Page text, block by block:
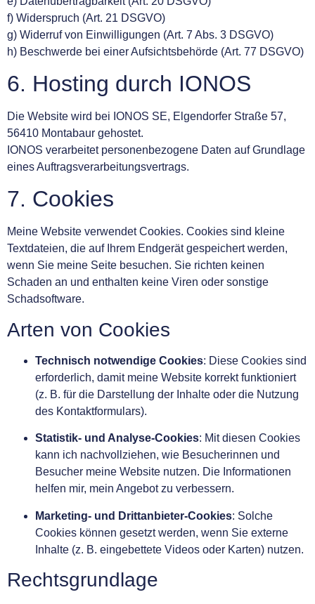
f) Widerspruch (Art. 21 DSGVO)
g) Widerruf von Einwilligungen (Art. 7 Abs. 3 DSGVO)
h) Beschwerde bei einer Aufsichtsbehörde (Art. 77 DSGVO)
6. Hosting durch IONOS
Die Website wird bei IONOS SE, Elgendorfer Straße 57,
56410 Montabaur gehostet.
IONOS verarbeitet personenbezogene Daten auf Grundlage
eines Auftragsverarbeitungsvertrags.
7. Cookies
Meine Website verwendet Cookies. Cookies sind kleine
Textdateien, die auf Ihrem Endgerät gespeichert werden,
wenn Sie meine Seite besuchen. Sie richten keinen
Schaden an und enthalten keine Viren oder sonstige
Schadsoftware.
Arten von Cookies
Technisch notwendige Cookies: Diese Cookies sind
erforderlich, damit meine Website korrekt funktioniert
(z. B. für die Darstellung der Inhalte oder die Nutzung
des Kontaktformulars).
Statistik- und Analyse-Cookies: Mit diesen Cookies
kann ich nachvollziehen, wie Besucherinnen und
Besucher meine Website nutzen. Die Informationen
helfen mir, mein Angebot zu verbessern.
Marketing- und Drittanbieter-Cookies: Solche
Cookies können gesetzt werden, wenn Sie externe
Inhalte (z. B. eingebettete Videos oder Karten) nutzen.
Rechtsgrundlage